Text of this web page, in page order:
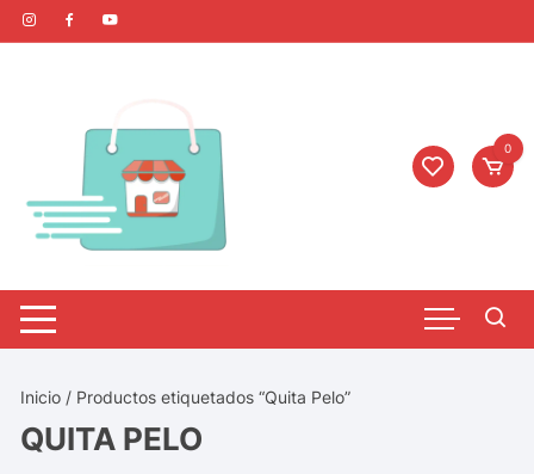
0
Inicio / Productos etiquetados “Quita Pelo”
QUITA PELO